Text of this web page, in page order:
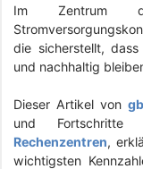
Im Zentrum
die sicherstellt, dass
und nachhaltig
Dieser Artikel von
und
Rechenzentren,
wichtigsten